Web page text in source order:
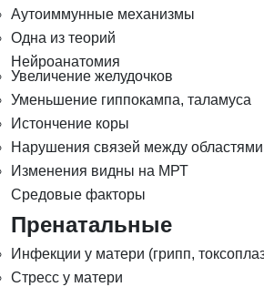
Аутоиммунные механизмы
Одна из теорий
Нейроанатомия
Увеличение желудочков
Уменьшение гиппокампа, таламуса
Истончение коры
Нарушения связей между областями
Изменения видны на МРТ
Средовые факторы
Пренатальные
Инфекции у матери (грипп,
Стресс у матери